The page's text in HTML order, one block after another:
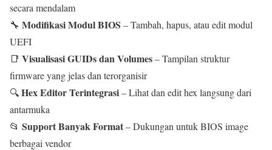
secara mendalam
🔧 Modifikasi Modul BIOS – Tambah, hapus, atau edit modul
UEFI
📑 Visualisasi GUIDs dan Volumes– Tampilan struktur
firmware yang jelas dan terorganisir
🔍Hex Editor Terintegrasi– Lihat dan edit hex langsung dari
antarmuka
📂 Support Banyak Format– Dukungan untuk BIOS image
berbagai vendor